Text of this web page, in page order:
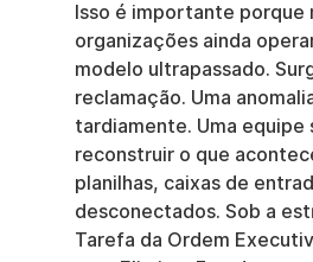
Isso é importante porque
organizações ainda
modelo ultrapassado.
reclamação. Uma
tardiamente. Uma equipe
reconstruir o que
planilhas, caixas de
desconectados. Sob a
Tarefa da Ordem